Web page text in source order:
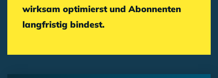
wirksam optimierst und Abonnenten
langfristig bindest.